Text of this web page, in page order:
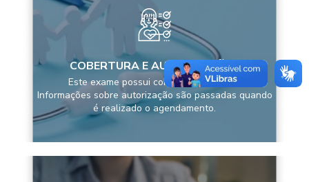
COBERTURA E AUTORIZAÇÕES
Este exame possui cobertura pela ANS
Informações sobre autorização são passadas quando
é realizado o agendamento.